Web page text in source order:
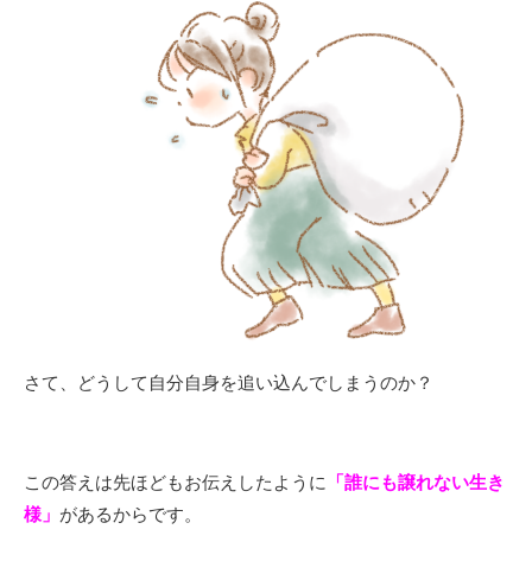
さて、どうして自分自身を追い込んでしまうのか？
この答えは先ほどもお伝えしたように
「誰にも譲れない生き
様」 があるからです。